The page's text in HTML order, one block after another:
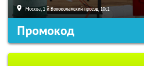
Москва, 1-й Волоколамский проезд, 10с1
Промокод